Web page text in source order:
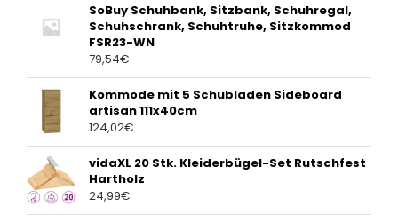
SoBuy Schuhbank, Sitzbank, Schuhregal,
Schuhschrank, Schuhtruhe, Sitzkommod
FSR23-WN
79,54€
Kommode mit 5 Schubladen Sideboard
artisan 111x40cm
124,02€
vidaXL 20 Stk. Kleiderbügel-Set Rutschfest
Hartholz
24,99€